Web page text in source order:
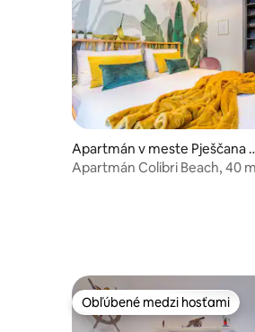
Apartmán v meste Pješčana
vala
Apartmán Colibri Beach, 40
Obľúbené medzi hosťami
Obľúbené medzi hosťami